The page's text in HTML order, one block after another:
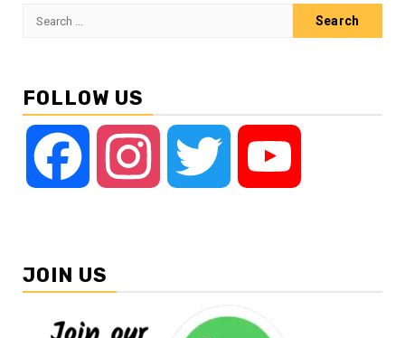
Search
FOLLOW US
Facebook Instagram Twitter
JOIN US